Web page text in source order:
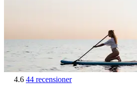
4.6 44 recensioner